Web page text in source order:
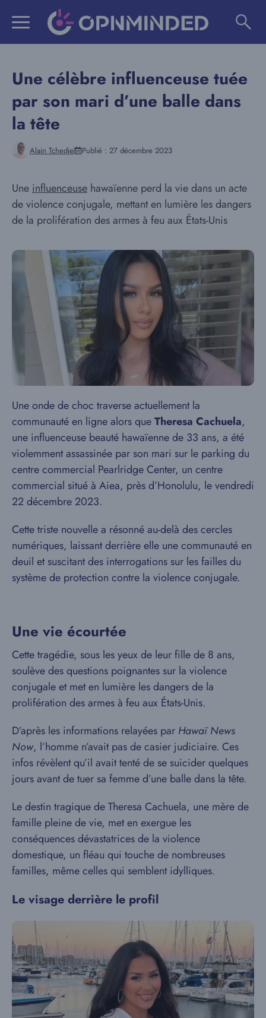
Une célèbre influenceuse tuée
par son mari d’une balle dans
la tête
Alain Tchedje Publié : 27 décembre 2023
Une influenceuse hawaïenne perd la vie dans un acte
de violence conjugale, mettant en lumière les dangers
de la prolifération des armes à feu aux États-Unis
Une onde de choc traverse actuellement la
communauté en ligne alors queTheresa Cachuela,
une influenceuse beauté hawaïenne de 33 ans, a été
violemment assassinée par son mari sur le parking du
centre commercial Pearlridge Center, un centre
commercial situé à Aiea, près d’Honolulu, le vendredi
22 décembre 2023.
Cette triste nouvelle a résonné au-delà des cercles
numériques, laissant derrière elle une communauté en
deuil et suscitant des interrogations sur les failles du
système de protection contre la violence conjugale.
Une vie écourtée
Cette tragédie, sous les yeux de leur fille de 8 ans,
soulève des questions poignantes sur la violence
conjugale et met en lumière les dangers de la
prolifération des armes à feu aux États-Unis.
D’après les informations relayées par Hawaï News
Now, l’homme n’avait pas de casier judiciaire. Ces
infos révèlent qu’il avait tenté de se suicider quelques
jours avant de tuer sa femme d’une balle dans la tête.
Le destin tragique de Theresa Cachuela, une mère de
famille pleine de vie, met en exergue les
conséquences dévastatrices de la violence
domestique, un fléau qui touche de nombreuses
familles, même celles qui semblent idylliques.
Le visage derrière le profil